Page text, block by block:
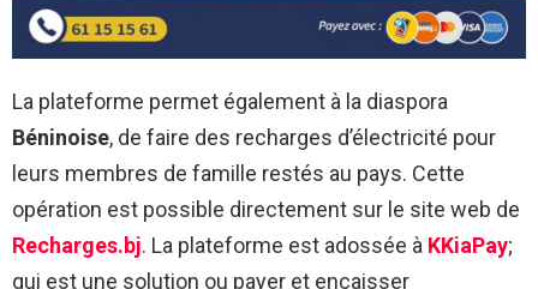
La plateforme permet également à la diaspora
Béninoise, de faire des recharges d’électricité pour
leurs membres de famille restés au pays. Cette
opération est possible directement sur le site web de
Recharges.bj. La plateforme est adossée à KKiaPay;
qui est une solution ou payer et encaisser